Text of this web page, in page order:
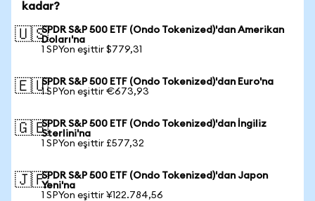
kadar?
🇺🇸SPDR S&P 500 ETF (Ondo Tokenized)'dan Amerikan
Doları'na
1 SPYon eşittir $779,31
🇪🇺SPDR S&P 500 ETF (Ondo Tokenized)'dan Euro'na
1 SPYon eşittir €673,93
🇬🇧SPDR S&P 500 ETF (Ondo Tokenized)'dan İngiliz
Sterlini'na
1 SPYon eşittir £577,32
🇯🇵SPDR S&P 500 ETF (Ondo Tokenized)'dan Japon
Yeni'na
1 SPYon eşittir ¥122.784,56